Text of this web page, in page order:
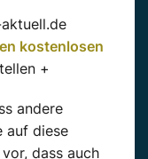
kostenlosen
+
andere
auf diese
dass auch